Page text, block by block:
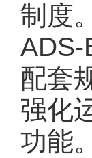
制度
ADS-
配套
强化
功能